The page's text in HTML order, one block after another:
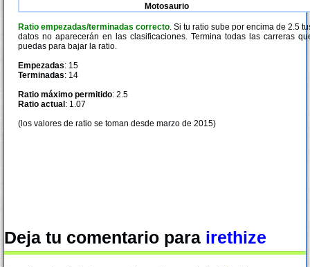
Motosaurio
Ratio empezadas/terminadas correcto. Si tu ratio sube por encima de 2.5
datos no aparecerán en las clasificaciones. Termina todas las carreras
puedas para bajar la ratio.
Empezadas: 15
Terminadas: 14
Ratio máximo permitido: 2.5
Ratio actual : 1.07
(los valores de ratio se toman desde marzo de 2015)
Deja tu comentario para irethize